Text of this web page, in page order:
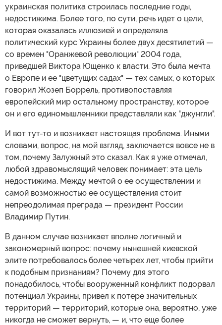
украинская политика строилась последние годы,
недостижима. Более того, по сути, речь идет о цели,
которая оказалась иллюзией и определяла
политический курс Украины более двух десятилетий —
со времен "Оранжевой революции" 2004 года,
приведшей Виктора Ющенко к власти. Это была мечта
о Европе и ее "цветущих садах" — тех самых, о которых
говорил Жозеп Боррель, противопоставляя
европейский мир остальному пространству, которое
он и его единомышленники представляли как "джунгли".
И вот тут-то и возникает настоящая проблема. Иными
словами, вопрос, на мой взгляд, заключается вовсе не в
том, почему Залужный это сказал. Как я уже отмечал,
любой здравомыслящий человек понимает: эта цель
недостижима. Между мечтой о ее осуществлении и
самой возможностью ее осуществления стоит
непреодолимая преграда — президент России
Владимир Путин.
В данном случае возникает вполне логичный и
закономерный вопрос: почему нынешней киевской
элите потребовалось более четырех лет, чтобы прийти
к подобным признаниям? Почему для этого
понадобилось, чтобы вооруженный конфликт подорвал
потенциал Украины, привел к потере значительных
территорий — территорий, которые она, вероятно, уже
никогда не сможет вернуть, — и, что еще более